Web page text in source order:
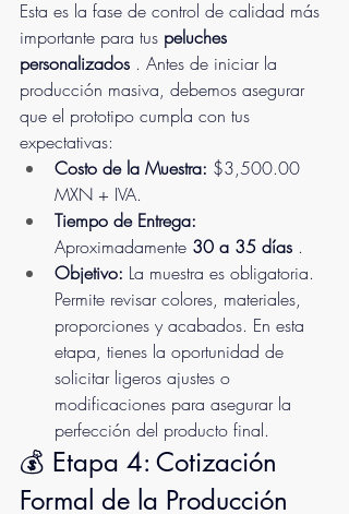
Esta es la fase de control de calidad más
importante para tus peluches
personalizados . Antes de iniciar la
producción masiva, debemos asegurar
que el prototipo cumpla con tus
expectativas:
Costo de la Muestra: $3,500.00
MXN + IVA.
Tiempo de Entrega:
Aproximadamente 30 a 35 días .
Objetivo: La muestra es obligatoria.
Permite revisar colores, materiales,
proporciones y acabados. En esta
etapa, tienes la oportunidad de
solicitar ligeros ajustes o
modificaciones para asegurar la
perfección del producto final.
💰 Etapa 4: Cotización
Formal de la Producción